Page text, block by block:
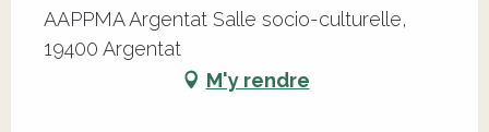
AAPPMA Argentat Salle socio-culturelle,
19400 Argentat
M'y rendre